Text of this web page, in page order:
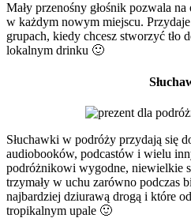
Mały przenośny głośnik pozwala
w każdym nowym miejscu.
grupach, kiedy chcesz stworzyć tło
lokalnym drinku 🙂
Słuchawki w podróży przydają się
audiobooków, podcastów i wielu
podróżnikowi wygodne, niewielkie
trzymały w uchu zarówno podczas
najbardziej dziurawą drogą i które
tropikalnym upale 🙂